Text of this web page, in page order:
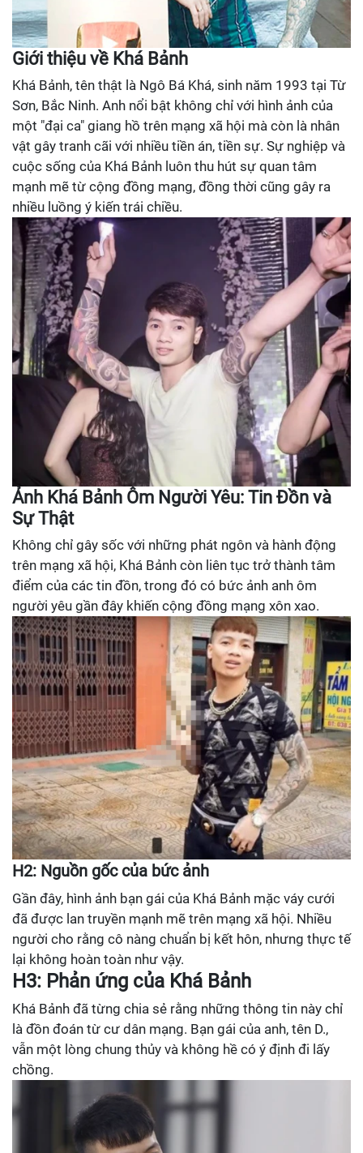
Giới thiệu về Khá Bảnh
Khá Bảnh, tên thật là Ngô Bá Khá, sinh năm 1993 tại Từ
Sơn, Bắc Ninh. Anh nổi bật không chỉ với hình ảnh của
một "đại ca" giang hồ trên mạng xã hội mà còn là nhân
vật gây tranh cãi với nhiều tiền án, tiền sự. Sự nghiệp và
cuộc sống của Khá Bảnh luôn thu hút sự quan tâm
mạnh mẽ từ cộng đồng mạng, đồng thời cũng gây ra
nhiều luồng ý kiến trái chiều.
Ảnh Khá Bảnh Ôm Người Yêu: Tin Đồn và
Sự Thật
Không chỉ gây sốc với những phát ngôn và hành động
trên mạng xã hội, Khá Bảnh còn liên tục trở thành tâm
điểm của các tin đồn, trong đó có bức ảnh anh ôm
người yêu gần đây khiến cộng đồng mạng xôn xao.
H2: Nguồn gốc của bức ảnh
Gần đây, hình ảnh bạn gái của Khá Bảnh mặc váy cưới
đã được lan truyền mạnh mẽ trên mạng xã hội. Nhiều
người cho rằng cô nàng chuẩn bị kết hôn, nhưng thực tế
lại không hoàn toàn như vậy.
H3: Phản ứng của Khá Bảnh
Khá Bảnh đã từng chia sẻ rằng những thông tin này chỉ
là đồn đoán từ cư dân mạng. Bạn gái của anh, tên D.,
vẫn một lòng chung thủy và không hề có ý định đi lấy
chồng.